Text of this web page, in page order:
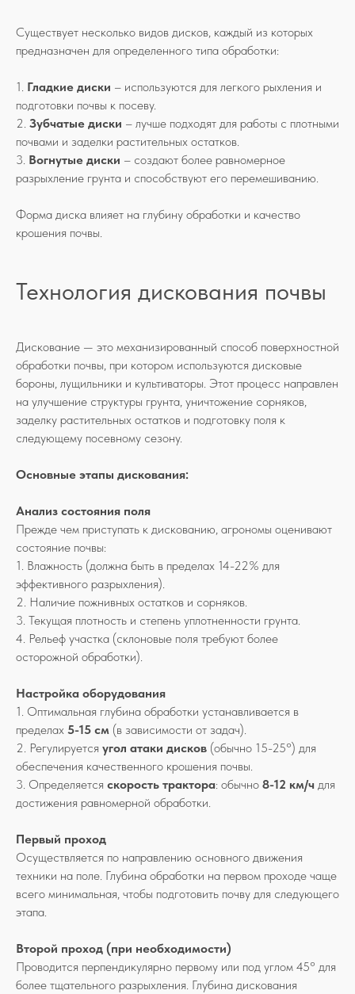
Существует несколько видов дисков, каждый из которых
предназначен для определенного типа обработки:
1. Гладкие диски – используются для легкого рыхления и
подготовки почвы к посеву.
2. Зубчатые диски – лучше подходят для работы с плотными
почвами и заделки растительных остатков.
3. Вогнутые диски – создают более равномерное
разрыхление грунта и способствуют его перемешиванию.
Форма диска влияет на глубину обработки и качество
крошения почвы.
Технология дискования почвы
Дискование — это механизированный способ поверхностной
обработки почвы, при котором используются дисковые
бороны, лущильники и культиваторы. Этот процесс направлен
на улучшение структуры грунта, уничтожение сорняков,
заделку растительных остатков и подготовку поля к
следующему посевному сезону.
Основные этапы дискования:
Анализ состояния поля
Прежде чем приступать к дискованию, агрономы оценивают
состояние почвы:
1. Влажность (должна быть в пределах 14-22% для
эффективного разрыхления).
2. Наличие пожнивных остатков и сорняков.
3. Текущая плотность и степень уплотненности грунта.
4. Рельеф участка (склоновые поля требуют более
осторожной обработки).
Настройка оборудования
1. Оптимальная глубина обработки устанавливается в
пределах 5-15 см (в зависимости от задач).
2. Регулируется угол атаки дисков (обычно 15-25°) для
обеспечения качественного крошения почвы.
3. Определяется скорость трактора: обычно 8-12 км/ч для
достижения равномерной обработки.
Первый проход
Осуществляется по направлению основного движения
техники на поле. Глубина обработки на первом проходе чаще
всего минимальная, чтобы подготовить почву для следующего
этапа.
Второй проход (при необходимости)
Проводится перпендикулярно первому или под углом 45° для
более тщательного разрыхления. Глубина дискования